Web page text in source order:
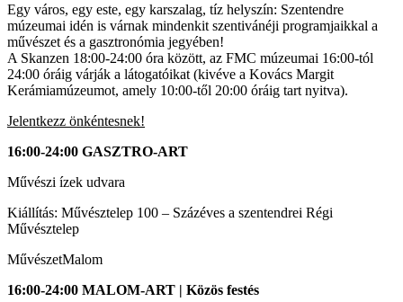
Egy város, egy este, egy karszalag, tíz helyszín: Szentendre
múzeumai idén is várnak mindenkit szentivánéji programjaikkal a
művészet és a gasztronómia jegyében!
A Skanzen 18:00-24:00 óra között, az FMC múzeumai 16:00-tól
24:00 óráig várják a látogatóikat (kivéve a Kovács Margit
Kerámiamúzeumot, amely 10:00-től 20:00 óráig tart nyitva).
Jelentkezz önkéntesnek!
16:00-24:00 GASZTRO-ART
Művészi ízek udvara
Kiállítás: Művésztelep 100 – Százéves a szentendrei Régi
Művésztelep
MűvészetMalom
16:00-24:00 MALOM-ART | Közös festés